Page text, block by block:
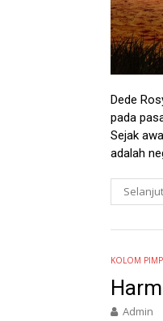
Dede
pada
Sejak
adalah
KOLOM
Admin